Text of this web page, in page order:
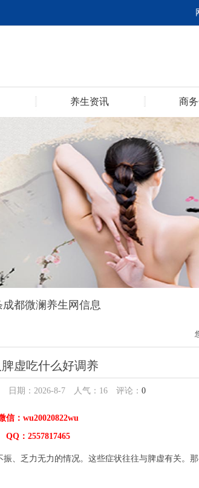
养生资讯 商
成都微澜养生网信息
虚吃什么好调养
期：2026-8-7 人气： 16 评论： 0
信：wu20020822wu
QQ：2557817465
、乏力无力的情况。这些症状往往与脾虚有关。